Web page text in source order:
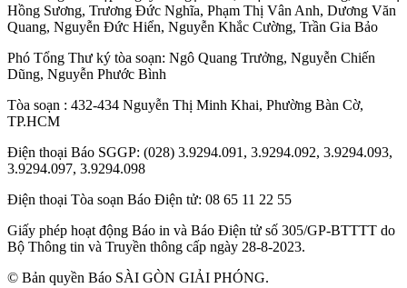
Hồng Sương, Trương Đức Nghĩa, Phạm Thị Vân Anh, Dương Văn
Quang, Nguyễn Đức Hiển, Nguyễn Khắc Cường, Trần Gia Bảo
Phó Tổng Thư ký tòa soạn: Ngô Quang Trưởng, Nguyễn Chiến
Dũng, Nguyễn Phước Bình
Tòa soạn : 432-434 Nguyễn Thị Minh Khai, Phường Bàn Cờ,
TP.HCM
Điện thoại Báo SGGP: (028) 3.9294.091, 3.9294.092, 3.9294.093,
3.9294.097, 3.9294.098
Điện thoại Tòa soạn Báo Điện tử: 08 65 11 22 55
Giấy phép hoạt động Báo in và Báo Điện tử số 305/GP-BTTTT do
Bộ Thông tin và Truyền thông cấp ngày 28-8-2023.
© Bản quyền Báo SÀI GÒN GIẢI PHÓNG.